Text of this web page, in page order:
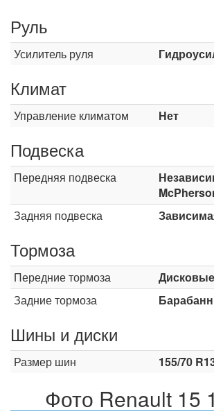
Руль
Усилитель руля
Климат
Управление климатом Нет
Подвеска
Передняя подвеска
Задняя подвеска
Тормоза
Передние тормоза
Дисковые
Задние тормоза
Шины и диски
Размер шин 155/70
Фото Renault 15